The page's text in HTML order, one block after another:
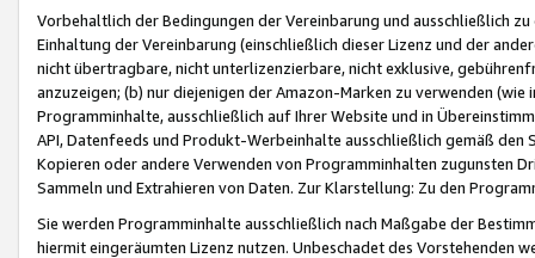
Vorbehaltlich der Bedingungen der Vereinbarung und ausschließlich
Einhaltung der Vereinbarung (einschließlich dieser Lizenz und der
nicht übertragbare, nicht unterlizenzierbare, nicht exklusive,
anzuzeigen; (b) nur diejenigen der Amazon-Marken zu verwenden
Programminhalte, ausschließlich auf Ihrer Website und in
API, Datenfeeds und Produkt-Werbeinhalte ausschließlich gemäß
Kopieren oder andere Verwenden von Programminhalten zugunsten
Sammeln und Extrahieren von Daten. Zur Klarstellung: Zu den
Sie werden Programminhalte ausschließlich nach Maßgabe der
hiermit eingeräumten Lizenz nutzen. Unbeschadet des Vorstehenden